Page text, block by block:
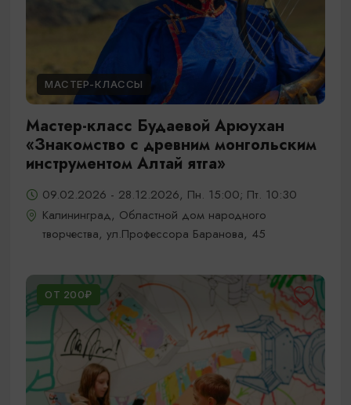
МАСТЕР-КЛАССЫ
Мастер-класс Будаевой Арюухан
«Знакомство с древним монгольским
инструментом Алтай ятга»
09.02.2026 - 28.12.2026, Пн. 15:00; Пт. 10:30
Калининград, Областной дом народного
творчества, ул.Профессора Баранова, 45
ОТ 200₽